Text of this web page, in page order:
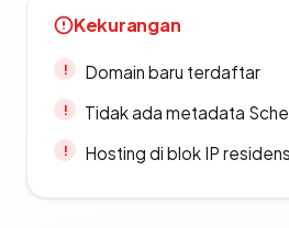
Kekurangan
Domain baru terdaftar
Tidak ada metadata
Hosting di blok IP